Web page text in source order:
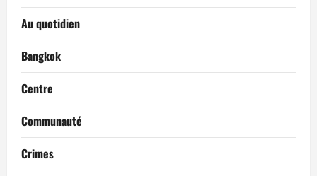
Au quotidien
Bangkok
Centre
Communauté
Crimes